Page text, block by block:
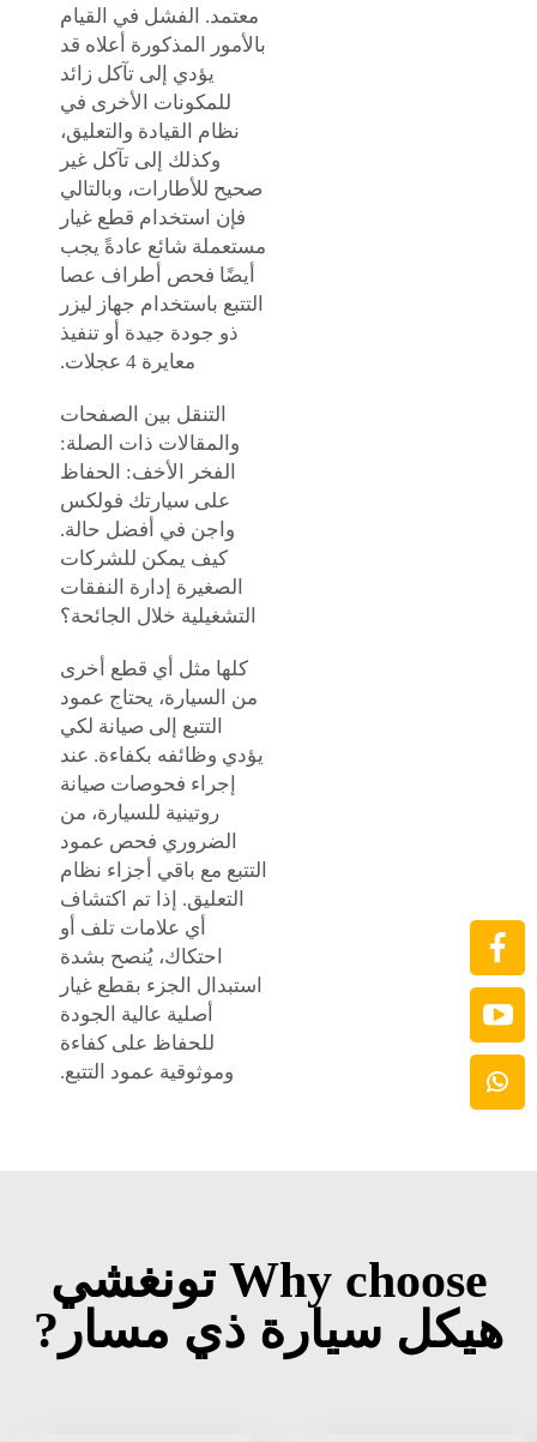
معتمد. الفشل في القيام
بالأمور المذكورة أعلاه قد
يؤدي إلى تآكل زائد
للمكونات الأخرى في
نظام القيادة والتعليق،
وكذلك إلى تآكل غير
صحيح للأطارات، وبالتالي
فإن استخدام قطع غيار
مستعملة شائع عادةً يجب
أيضًا فحص أطراف عصا
التتبع باستخدام جهاز ليزر
ذو جودة جيدة أو تنفيذ
معايرة 4 عجلات.
التنقل بين الصفحات
والمقالات ذات الصلة:
الفخر الأخف: الحفاظ
على سيارتك فولكس
واجن في أفضل حالة.
كيف يمكن للشركات
الصغيرة إدارة النفقات
التشغيلية خلال الجائحة؟
كلها مثل أي قطع أخرى
من السيارة، يحتاج عمود
التتبع إلى صيانة لكي
يؤدي وظائفه بكفاءة. عند
إجراء فحوصات صيانة
روتينية للسيارة، من
الضروري فحص عمود
التتبع مع باقي أجزاء نظام
التعليق. إذا تم اكتشاف
أي علامات تلف أو
احتكاك، يُنصح بشدة
استبدال الجزء بقطع غيار
أصلية عالية الجودة
للحفاظ على كفاءة
وموثوقية عمود التتبع.
Why choose تونغشي
هيكل سيارة ذي مسار?